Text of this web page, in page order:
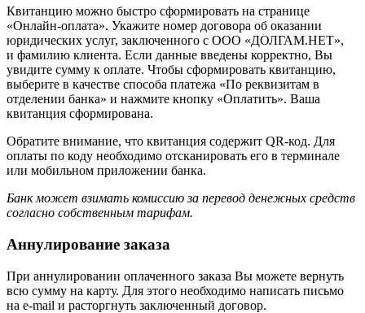
Квитанцию можно быстро сформировать на странице
«Онлайн-оплата». Укажите номер договора об оказании
юридических услуг, заключенного с ООО «ДОЛГАМ.НЕТ»,
и фамилию клиента. Если данные введены корректно, Вы
увидите сумму к оплате. Чтобы сформировать квитанцию,
выберите в качестве способа платежа «По реквизитам в
отделении банка» и нажмите кнопку «Оплатить». Ваша
квитанция сформирована.
Обратите внимание, что квитанция содержит QR-код. Для
оплаты по коду необходимо отсканировать его в терминале
или мобильном приложении банка.
Банк может взимать комиссию за перевод денежных средств
согласно собственным тарифам.
Аннулирование заказа
При аннулировании оплаченного заказа Вы можете вернуть
всю сумму на карту. Для этого необходимо написать письмо
на e-mail и расторгнуть заключенный договор.